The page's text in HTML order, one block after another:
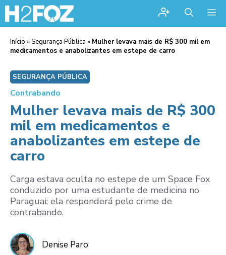
Início »Segurança Pública » Mulher levava mais de R$ 300 mil em
medicamentos e anabolizantes em estepe de carro
SEGURANÇA PÚBLICA
Contrabando
Mulher levava mais de R$ 300
mil em medicamentos e
anabolizantes em estepe de
carro
Carga estava oculta no estepe de um Space Fox
conduzido por uma estudante de medicina no
Paraguai; ela responderá pelo crime de
contrabando.
Denise Paro